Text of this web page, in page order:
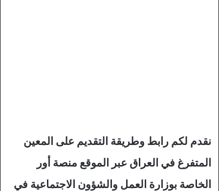
نقدم لكم رابط وطريقة التقديم على المعين
المتفرغ في العراق عبر الموقع منصة أور
الخاصة بوزارة العمل والشؤون الاجتماعية في